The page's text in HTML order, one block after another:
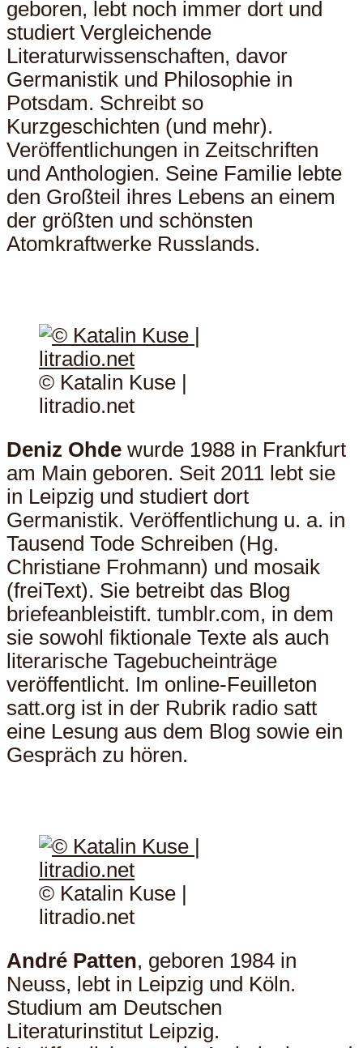
geboren, lebt noch immer dort und
studiert Vergleichende
Literaturwissenschaften, davor
Germanistik und Philosophie in
Potsdam. Schreibt so
Kurzgeschichten (und mehr).
Veröffentlichungen in Zeitschriften
und Anthologien. Seine Familie lebte
den Großteil ihres Lebens an einem
der größten und schönsten
Atomkraftwerke Russlands.
© Katalin Kuse |
litradio.net
Deniz Ohde wurde 1988 in Frankfurt
am Main geboren. Seit 2011 lebt sie
in Leipzig und studiert dort
Germanistik. Veröffentlichung u. a. in
Tausend Tode Schreiben (Hg.
Christiane Frohmann) und mosaik
(freiText). Sie betreibt das Blog
briefeanbleistift. tumblr.com, in dem
sie sowohl fiktionale Texte als auch
literarische Tagebucheinträge
veröffentlicht. Im online-Feuilleton
satt.org ist in der Rubrik radio satt
eine Lesung aus dem Blog sowie ein
Gespräch zu hören.
© Katalin Kuse |
litradio.net
André Patten, geboren 1984 in
Neuss, lebt in Leipzig und Köln.
Studium am Deutschen
Literaturinstitut Leipzig.